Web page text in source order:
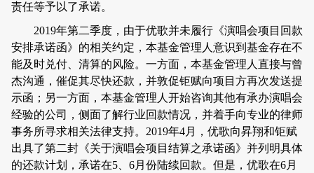
责任等予以了承诺。
2019年第二季度，由于优歌并未履行《演唱会项目回款
安排承诺函》的相关约定，本基金管理人意识到基金存在不
能及时兑付、清算的风险。一方面，本基金管理人直接与曾
杰沟通，催促其尽快还款，并敦促钜赋向项目方再次发送提
示函；另一方面，本基金管理人开始咨询其他有承办演唱会
经验的公司，侧面了解行业回款情况，并着手向专业的律师
事务所寻求相关法律支持。 2019年4月，优歌向昇翔和钜赋
出具了第二封《关于演唱会项目结算之承诺函》并列明具体
的还款计划，承诺在5 6月份陆续回款。但是，优歌在6月